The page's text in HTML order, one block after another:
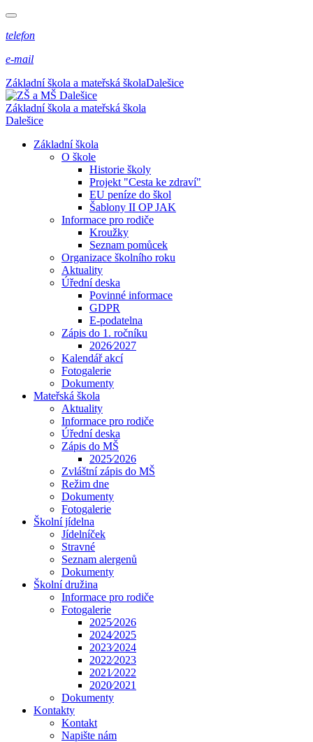
telefon
e-mail
Základní škola a mateřská školaDalešice
Základní škola a mateřská škola
Dalešice
Základní škola
O škole
Historie školy
Projekt "Cesta ke zdraví"
EU peníze do škol
Šablony II OP JAK
Informace pro rodiče
Kroužky
Seznam pomůcek
Organizace školního roku
Aktuality
Úřední deska
Povinné informace
GDPR
E-podatelna
Zápis do 1. ročníku
2026⁄2027
Kalendář akcí
Fotogalerie
Dokumenty
Mateřská škola
Aktuality
Informace pro rodiče
Úřední deska
Zápis do MŠ
2025⁄2026
Zvláštní zápis do MŠ
Režim dne
Dokumenty
Fotogalerie
Školní jídelna
Jídelníček
Stravné
Seznam alergenů
Dokumenty
Školní družina
Informace pro rodiče
Fotogalerie
2025⁄2026
2024⁄2025
2023⁄2024
2022⁄2023
2021⁄2022
2020⁄2021
Dokumenty
Kontakty
Kontakt
Napište nám